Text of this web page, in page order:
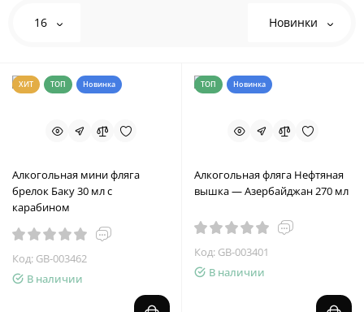
16 Новинки
ХИТ ТОП Новинка
Алкогольная мини фляга
брелок Баку 30 мл с
карабином
Код: GB-003462
В наличии
ТОП Новинка
Алкогольная фляга Нефтяная
вышка — Азербайджан 270 мл
Код: GB-003401
В наличии